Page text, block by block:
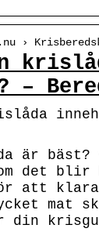
›
–
är bäst?
om det blir
att
mat
din